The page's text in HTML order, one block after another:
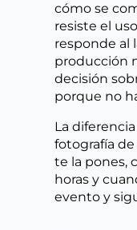
cómo se
resiste el
responde al
producción
decisión
porque no
La
fotografía
te la pones,
horas y
evento y